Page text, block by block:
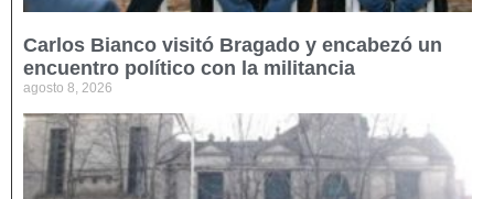
Carlos Bianco visitó Bragado y encabezó un
encuentro político con la militancia
agosto 8, 2026